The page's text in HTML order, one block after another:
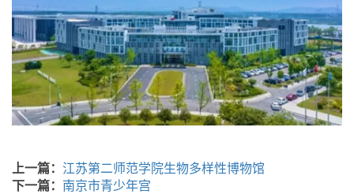
上一篇： 江苏第二师范学院生物多样性博物馆
下一篇： 南京市青少年宫